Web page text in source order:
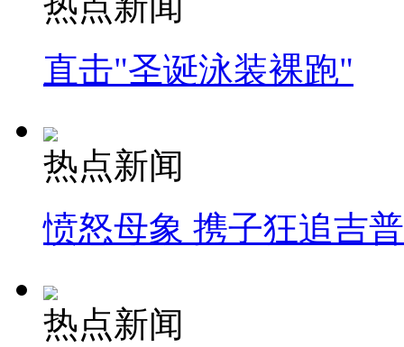
直击"圣诞泳装裸跑"
热点新闻
愤怒母象 携子狂追吉
热点新闻